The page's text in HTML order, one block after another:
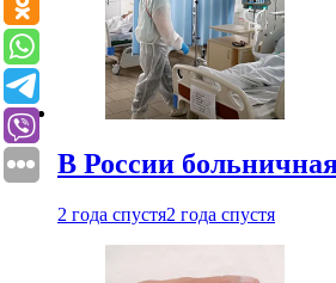
В России
2 года спустя2 года спустя